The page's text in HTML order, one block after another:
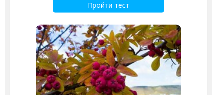
Пройти тест